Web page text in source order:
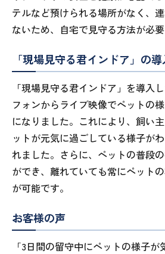
テルなど預けられる場所がなく、
ないため、自宅で見守る方法が必要
「現場見守る君インドア」の
「現場見守る君インドア」を導入
フォンからライブ映像でペットの
になりました。これにより、飼い
ットが元気に過ごしている様子が
れました。さらに、ペットの普段
ができ、離れていても常にペット
が可能です。
お客様の声
「3日間の留守中にペットの様子が